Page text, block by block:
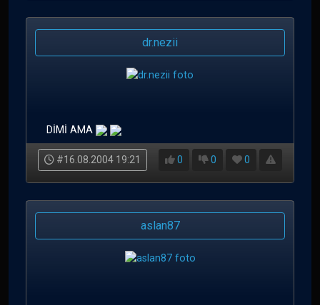
dr.nezii
DİMİ AMA
#16.08.2004 19:21 0 0 0
aslan87